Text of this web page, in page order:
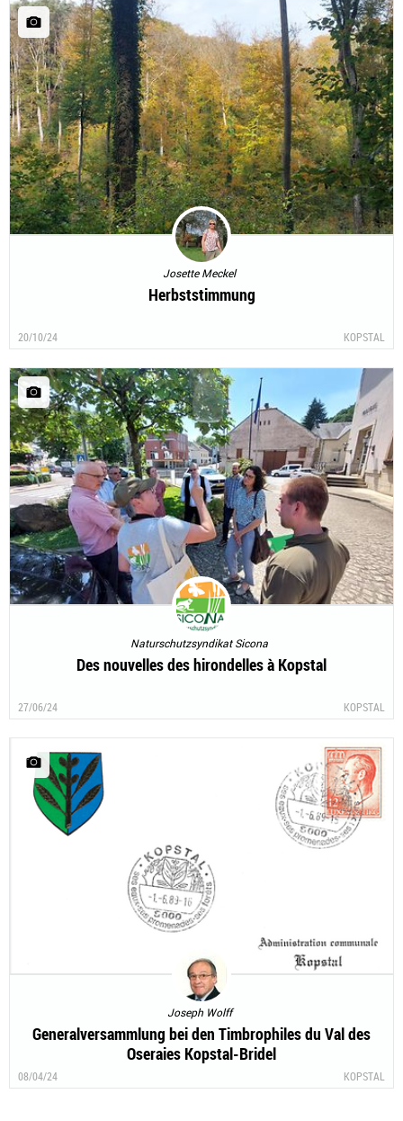
Josette Meckel
Herbststimmung
20/10/24 KOPSTAL
Naturschutzsyndikat Sicona
Des nouvelles des hirondelles à Kopstal
27/06/24 KOPSTAL
Joseph Wolff
Generalversammlung bei den Timbrophiles du Val des
Oseraies Kopstal-Bridel
08/04/24 KOPSTAL